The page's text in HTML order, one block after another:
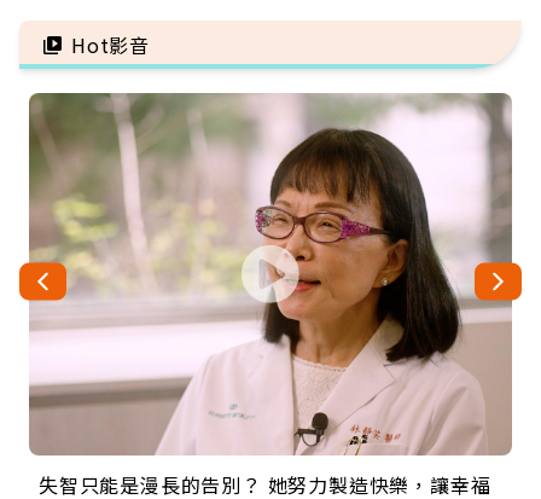
管發炎
Hot影音
失智只能是漫長的告別？ 她努力製造快樂，讓幸福
來自剛果的巧克力神父 為台灣奉獻36年 「台灣是我
63歲卸矽谷副總、搬回台灣找快樂！「蛋黃哥小
104歲打破金氏世界紀錄 成為全球最年長羽球選
事業巔峰他選擇追夢…黑手阿伯拉小提琴還登上小